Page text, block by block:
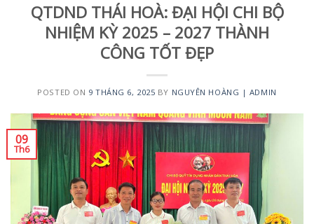
QTDND THÁI HOÀ: ĐẠI HỘI CHI BỘ
NHIỆM KỲ 2025 – 2027 THÀNH
CÔNG TỐT ĐẸP
POSTED ON 9 THÁNG 6, 2025 BY NGUYÊN HOÀNG | ADMIN
09
Th6